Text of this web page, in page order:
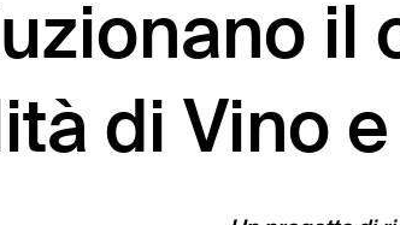
il
di Vino